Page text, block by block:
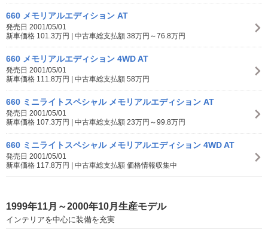
660 メモリアルエディション AT
発売日 2001/05/01
新車価格 101.3万円 | 中古車総支払額 38万円～76.8万円
660 メモリアルエディション 4WD AT
発売日 2001/05/01
新車価格 111.8万円 | 中古車総支払額 58万円
660 ミニライトスペシャル メモリアルエディション AT
発売日 2001/05/01
新車価格 107.3万円 | 中古車総支払額 23万円～99.8万円
660 ミニライトスペシャル メモリアルエディション 4WD AT
発売日 2001/05/01
新車価格 117.8万円 | 中古車総支払額 価格情報収集中
1999年11月～2000年10月生産モデル
インテリアを中心に装備を充実